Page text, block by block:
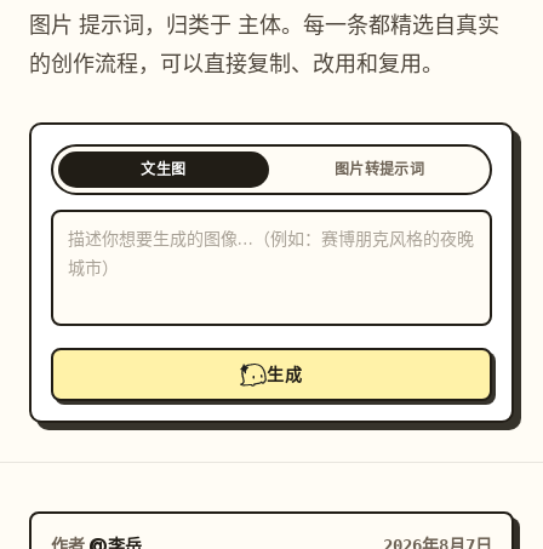
提示词
下载
图片 提示词，归类于 主体。每一条都精选自真实
的创作流程，可以直接复制、改用和复用。
文生图 图片转提示词
生成
作者 @李岳